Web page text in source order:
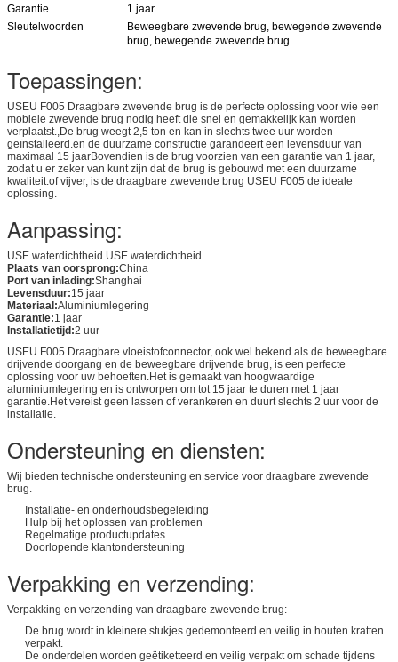
Garantie
1 jaar
Sleutelwoorden
Beweegbare zwevende brug, bewegende zwevende
brug, bewegende zwevende brug
Toepassingen:
USEU F005 Draagbare zwevende brug is de perfecte oplossing voor wie een
mobiele zwevende brug nodig heeft die snel en gemakkelijk kan worden
verplaatst.,De brug weegt 2,5 ton en kan in slechts twee uur worden
geïnstalleerd.en de duurzame constructie garandeert een levensduur van
maximaal 15 jaarBovendien is de brug voorzien van een garantie van 1 jaar,
zodat u er zeker van kunt zijn dat de brug is gebouwd met een duurzame
kwaliteit.of vijver, is de draagbare zwevende brug USEU F005 de ideale
oplossing.
Aanpassing:
USE waterdichtheid USE waterdichtheid
Plaats van oorsprong:China
Port van inlading:Shanghai
Levensduur:15 jaar
Materiaal:Aluminiumlegering
Garantie:1 jaar
Installatietijd:2 uur
USEU F005 Draagbare vloeistofconnector, ook wel bekend als de beweegbare
drijvende doorgang en de beweegbare drijvende brug, is een perfecte
oplossing voor uw behoeften.Het is gemaakt van hoogwaardige
aluminiumlegering en is ontworpen om tot 15 jaar te duren met 1 jaar
garantie.Het vereist geen lassen of verankeren en duurt slechts 2 uur voor de
installatie.
Ondersteuning en diensten:
Wij bieden technische ondersteuning en service voor draagbare zwevende
brug.
Installatie- en onderhoudsbegeleiding
Hulp bij het oplossen van problemen
Regelmatige productupdates
Doorlopende klantondersteuning
Verpakking en verzending:
Verpakking en verzending van draagbare zwevende brug:
De brug wordt in kleinere stukjes gedemonteerd en veilig in houten kratten
verpakt.
De onderdelen worden geëtiketteerd en veilig verpakt om schade tijdens